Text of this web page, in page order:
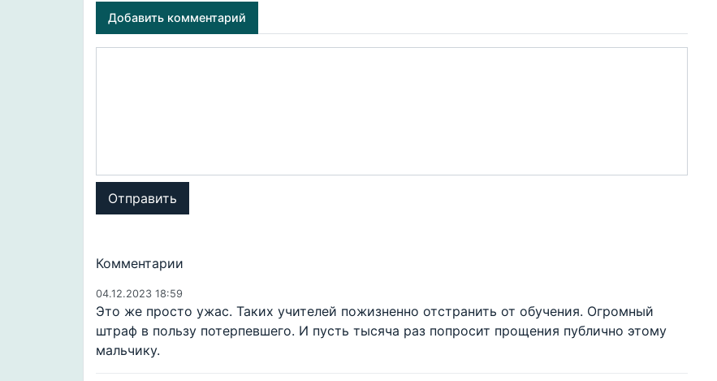
Добавить комментарий
Отправить
Комментарии
04.12.2023 18:59
Это же просто ужас. Таких учителей пожизненно отстранить от обучения. Огромный
штраф в пользу потерпевшего. И пусть тысяча раз попросит прощения публично этому
мальчику.